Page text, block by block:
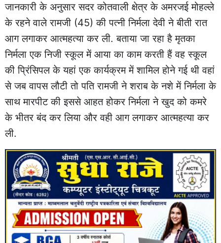
जानकारी के अनुसार सदर कोतवाली क्षेत्र के अमरजई मोहल्ले
के रहने वाले रामजी (45) की पत्नी निर्मला देवी ने बीती रात
आग लगाकर आत्महत्या कर ली. बताया जा रहा है मृतका
निर्मला एक निजी स्कूल में आया का काम करती हैं वह स्कूल
की प्रिंसिपल के यहां एक कार्यक्रम में शामिल होने गई थी वहां
से जब वापस लौटी तो पति रामजी ने शराब के नशे में निर्मला के
साथ मारपीट की इससे आहत होकर निर्मला ने खुद को कमरे
के भीतर बंद कर लिया और वही आग लगाकर आत्महत्या कर
ली.